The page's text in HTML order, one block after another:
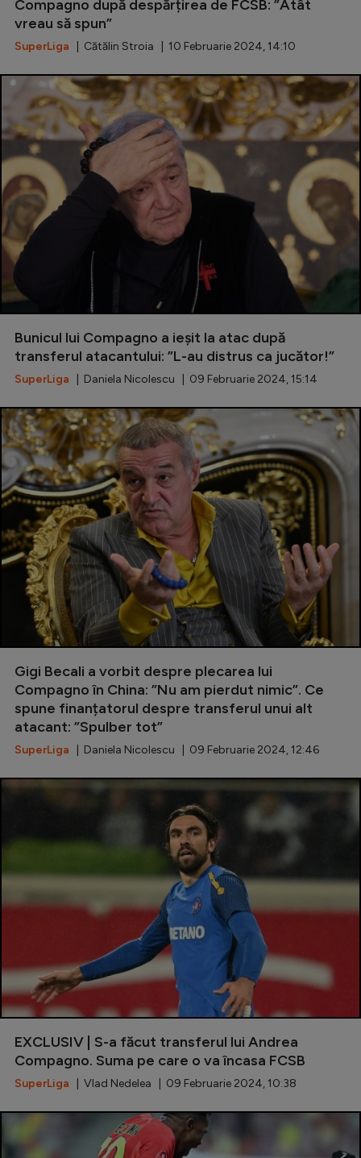
Compagno după despărțirea de FCSB: ”Atât
vreau să spun”
SuperLiga | Cătălin Stroia | 10 Februarie 2024, 14:10
Bunicul lui Compagno a ieșit la atac după
transferul atacantului: ”L-au distrus ca jucător!”
SuperLiga | Daniela Nicolescu | 09 Februarie 2024, 15:14
Gigi Becali a vorbit despre plecarea lui
Compagno în China: ”Nu am pierdut nimic”. Ce
spune finanțatorul despre transferul unui alt
atacant: ”Spulber tot”
SuperLiga | Daniela Nicolescu | 09 Februarie 2024, 12:46
EXCLUSIV | S-a făcut transferul lui Andrea
Compagno. Suma pe care o va încasa FCSB
SuperLiga | Vlad Nedelea | 09 Februarie 2024, 10:38